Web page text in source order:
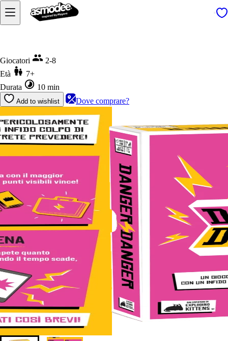
Giocatori
2-8
Età
7+
Durata
10 min
Add to wishlist Dove comprare?